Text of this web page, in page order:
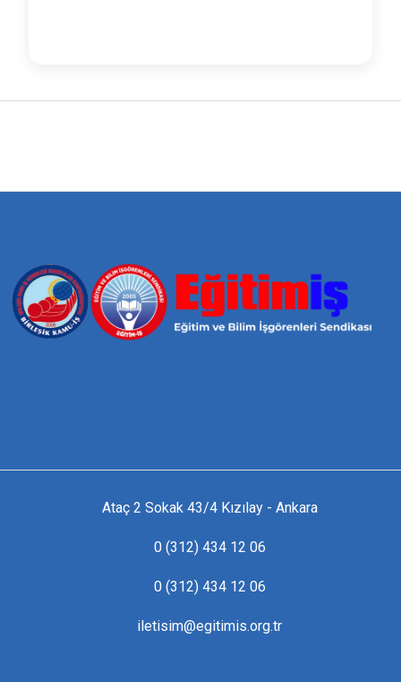
Ataç 2 Sokak 43/4 Kızılay - Ankara
0 (312) 434 12 06
0 (312) 434 12 06
iletisim@egitimis.org.tr